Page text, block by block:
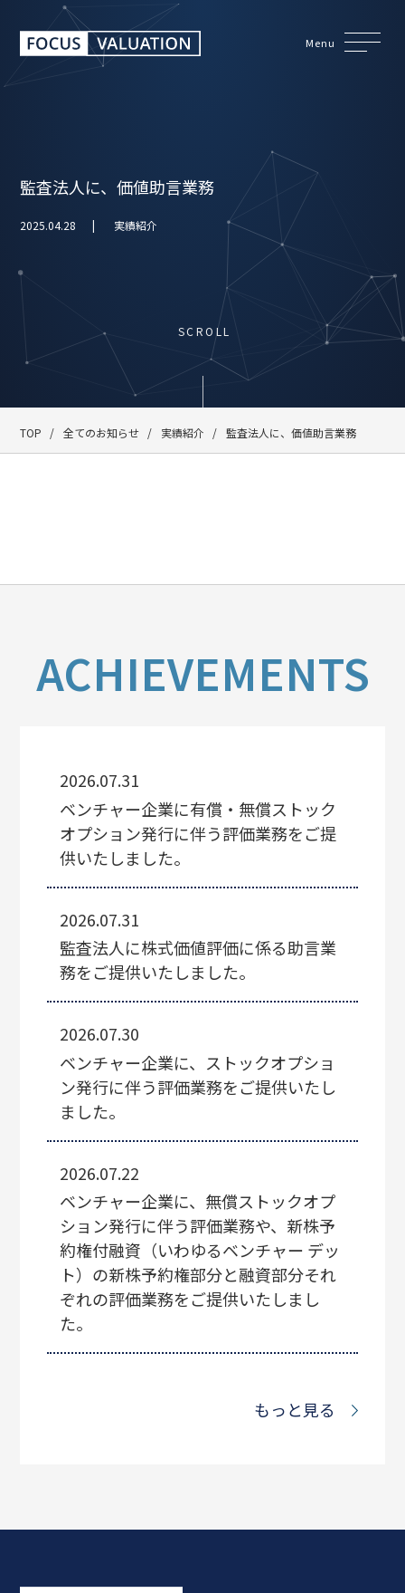
Menu
監査法人に、価値助言業務
2025.04.28 実績紹介
SCROLL
TOP 全てのお知らせ 実績紹介 監査法人に、価値助言業務
ACHIEVEMENTS
2026.07.31
ベンチャー企業に有償・無償ストック
オプション発行に伴う評価業務をご提
供いたしました。
2026.07.31
監査法人に株式価値評価に係る助言業
務をご提供いたしました。
2026.07.30
ベンチャー企業に、ストックオプショ
ン発行に伴う評価業務をご提供いたし
ました。
2026.07.22
ベンチャー企業に、無償ストックオプ
ション発行に伴う評価業務や、新株予
約権付融資（いわゆるベンチャー デッ
ト）の新株予約権部分と融資部分それ
ぞれの評価業務をご提供いたしまし
た。
もっと見る